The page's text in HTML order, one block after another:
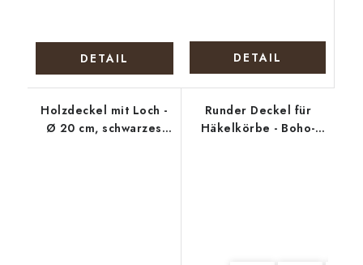
DETAIL DETAIL
Holzdeckel mit Loch -
Ø 20 cm, schwarzes
Runder Deckel für
Häkelkörbe - Boho-